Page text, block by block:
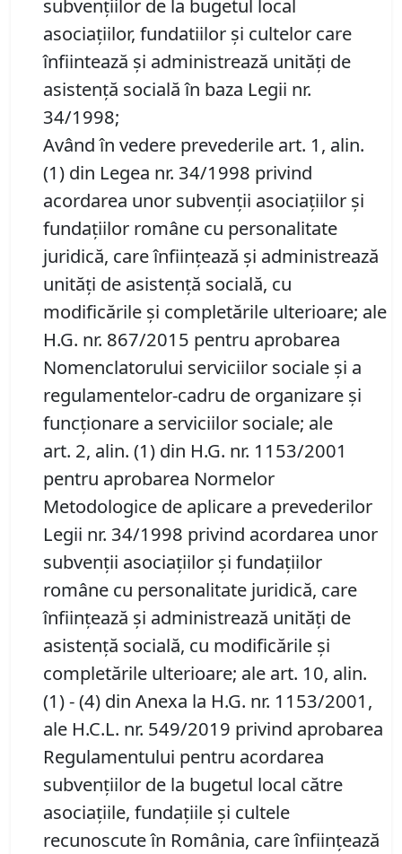
subvențiilor de la bugetul local
asociaţiilor, fundatiilor şi cultelor care
înfiintează şi administrează unităţi de
asistenţă socială în baza Legii nr.
34/1998;
Având în vedere prevederile art. 1, alin.
(1) din Legea nr. 34/1998 privind
acordarea unor subvenţii asociaţiilor şi
fundaţiilor române cu personalitate
juridică, care înfiinţează şi administrează
unităţi de asistenţă socială, cu
modificările şi completările ulterioare; ale
H.G. nr. 867/2015 pentru aprobarea
Nomenclatorului serviciilor sociale și a
regulamentelor-cadru de organizare şi
funcţionare a serviciilor sociale; ale
art. 2, alin. (1) din H.G. nr. 1153/2001
pentru aprobarea Normelor
Metodologice de aplicare a prevederilor
Legii nr. 34/1998 privind acordarea unor
subvenţii asociaţiilor şi fundaţiilor
române cu personalitate juridică, care
înfiinţează şi administrează unităţi de
asistenţă socială, cu modificările şi
completările ulterioare; ale art. 10, alin.
(1) - (4) din Anexa la H.G. nr. 1153/2001,
ale H.C.L. nr. 549/2019 privind aprobarea
Regulamentului pentru acordarea
subvențiilor de la bugetul local către
asociațiile, fundațiile și cultele
recunoscute în România, care înființează